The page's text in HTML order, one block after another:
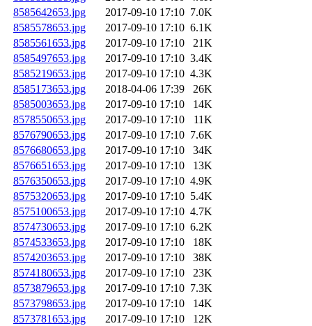
8585642653.jpg
2017-09-10 17:10 7.0K
8585578653.jpg
2017-09-10 17:10 6.1K
8585561653.jpg
2017-09-10 17:10
21K
8585497653.jpg
2017-09-10 17:10 3.4K
8585219653.jpg
2017-09-10 17:10 4.3K
8585173653.jpg
2018-04-06 17:39
26K
8585003653.jpg
2017-09-10 17:10
14K
8578550653.jpg
2017-09-10 17:10
11K
8576790653.jpg
2017-09-10 17:10 7.6K
8576680653.jpg
2017-09-10 17:10
34K
8576651653.jpg
2017-09-10 17:10
13K
8576350653.jpg
2017-09-10 17:10 4.9K
8575320653.jpg
2017-09-10 17:10 5.4K
8575100653.jpg
2017-09-10 17:10 4.7K
8574730653.jpg
2017-09-10 17:10 6.2K
8574533653.jpg
2017-09-10 17:10
18K
8574203653.jpg
2017-09-10 17:10
38K
8574180653.jpg
2017-09-10 17:10
23K
8573879653.jpg
2017-09-10 17:10 7.3K
8573798653.jpg
2017-09-10 17:10
14K
8573781653.jpg
2017-09-10 17:10
12K